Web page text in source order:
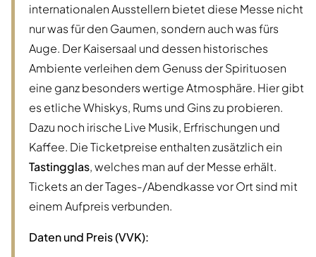
internationalen Ausstellern bietet diese Messe nicht
nur was für den Gaumen, sondern auch was fürs
Auge. Der Kaisersaal und dessen historisches
Ambiente verleihen dem Genuss der Spirituosen
eine ganz besonders wertige Atmosphäre. Hier gibt
es etliche Whiskys, Rums und Gins zu probieren.
Dazu noch irische Live Musik, Erfrischungen und
Kaffee. Die Ticketpreise enthalten zusätzlich ein
Tastingglas, welches man auf der Messe erhält.
Tickets an der Tages-/Abendkasse vor Ort sind mit
einem Aufpreis verbunden.
Daten und Preis (VVK):